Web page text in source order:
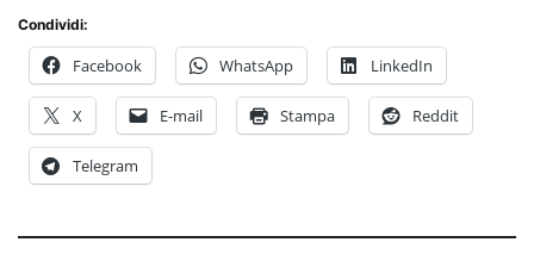
Condividi:
Facebook WhatsApp LinkedIn
X E-mail Stampa Reddit
Telegram